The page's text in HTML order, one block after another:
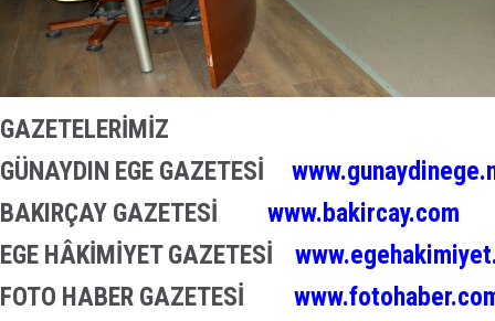
GAZETELERİMİZ
GÜNAYDIN EGE GAZETESİ
BAKIRÇAY GAZETESİ www.bakircay.com
EGE HÂKİMİYET GAZETESİ
FOTO HABER GAZETESİ